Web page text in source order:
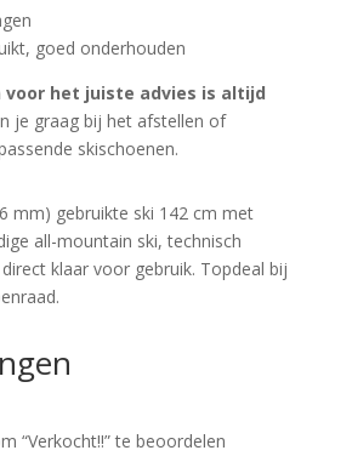
goed onderhouden
voor het juiste advies is altijd
je graag bij het afstellen of
skischoenen.
mm) gebruikte ski 142 cm met
all-mountain ski, technisch
klaar voor gebruik. Topdeal bij
“Verkocht!!” te beoordelen